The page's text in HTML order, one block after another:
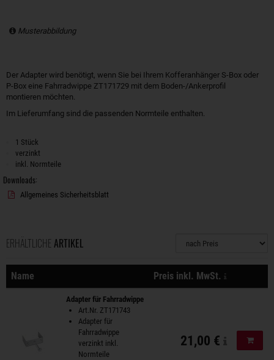
Musterabbildung
Der Adapter wird benötigt, wenn Sie bei Ihrem Kofferanhänger S-Box oder
P-Box eine Fahrradwippe ZT171729 mit dem Boden-/Ankerprofil
montieren möchten.
Im Lieferumfang sind die passenden Normteile enthalten.
1 Stück
verzinkt
inkl. Normteile
Downloads:
Allgemeines Sicherheitsblatt
ERHÄLTLICHE ARTIKEL
Sortierung
Name Preis inkl. MwSt.
Aktionen
Adapter für Fahrradwippe
Art.Nr. ZT171743
Adapter für
Fahrradwippe
verzinkt inkl.
Normteile
21,00 €